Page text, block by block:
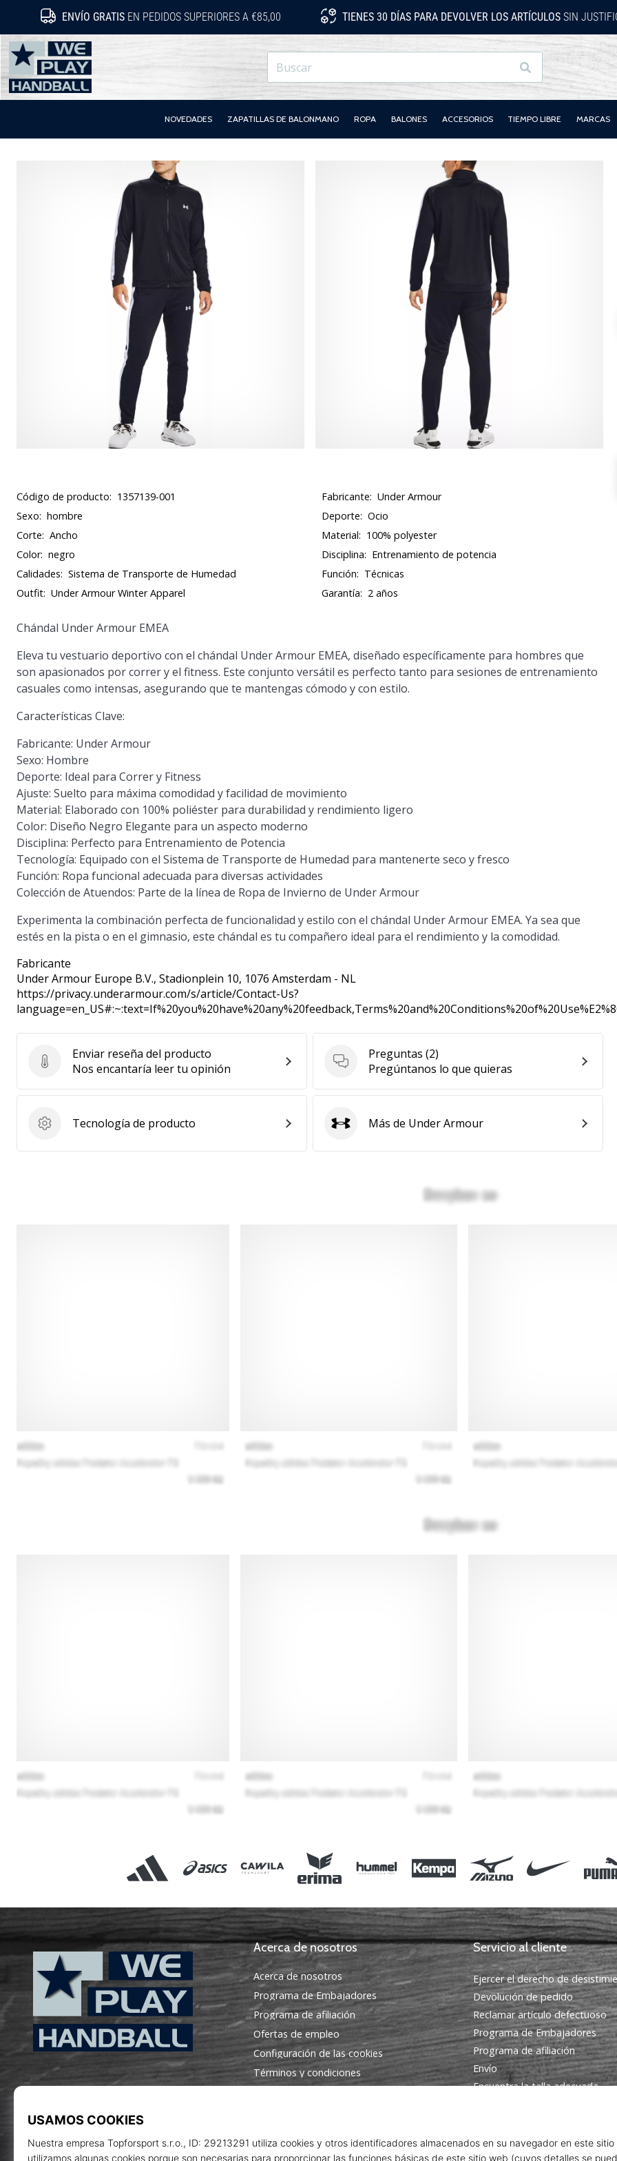
ENVÍO GRATISEN PEDIDOS SUPERIORES A €85,00 TIENES 30 DÍAS PARA DEVOLVER LOS ARTÍCULOS SIN
WePlayHandball.es
Buscar
NOVEDADES ZAPATILLAS DE BALONMANO ROPA BALONES ACCESORIOS TIEMPO LIBRE MARCAS
Código de producto: 1357139-001 Fabricante: Under Armour
Sexo: hombre Deporte: Ocio
Corte: Ancho Material: 100% polyester
Color: negro Disciplina: Entrenamiento de potencia
Calidades: Sistema de Transporte de Humedad Función: Técnicas
Outfit: Under Armour Winter Apparel Garantía: 2 años
Chándal Under Armour EMEA
Eleva tu vestuario deportivo con el chándal Under Armour EMEA, diseñado específicamente para hombres que
son apasionados por correr y el fitness. Este conjunto versátil es perfecto tanto para sesiones de entrenamiento
casuales como intensas, asegurando que te mantengas cómodo y con estilo.
Características Clave:
Fabricante: Under Armour
Sexo: Hombre
Deporte: Ideal para Correr y Fitness
Ajuste: Suelto para máxima comodidad y facilidad de movimiento
Material: Elaborado con 100% poliéster para durabilidad y rendimiento ligero
Color: Diseño Negro Elegante para un aspecto moderno
Disciplina: Perfecto para Entrenamiento de Potencia
Tecnología: Equipado con el Sistema de Transporte de Humedad para mantenerte seco y fresco
Función: Ropa funcional adecuada para diversas actividades
Colección de Atuendos: Parte de la línea de Ropa de Invierno de Under Armour
Experimenta la combinación perfecta de funcionalidad y estilo con el chándal Under Armour EMEA. Ya sea que
estés en la pista o en el gimnasio, este chándal es tu compañero ideal para el rendimiento y la comodidad.
Fabricante
Under Armour Europe B.V., Stadionplein 10, 1076 Amsterdam - NL
https://privacy.underarmour.com/s/article/Contact-Us?
Enviar reseña del producto
Enviar reseña del producto
Nos encantaría leer tu opinión
Preguntas
Preguntas (2)
Pregúntanos lo que quieras
Tecnología de producto
Tecnología de producto Under Armour
Más de Under Armour
WePlayHandball.es
Acerca de nosotros
Acerca de nosotros
Programa de Embajadores
Programa de afiliación
Ofertas de empleo
Configuración de las cookies
Términos y condiciones
Servicio al cliente
Ejercer el derecho de
Devolución de pedido
Reclamar artículo defectuoso
Programa de Embajadores
Programa de afiliación
Envío
Encuentra la talla adecuada
Política de privacidad